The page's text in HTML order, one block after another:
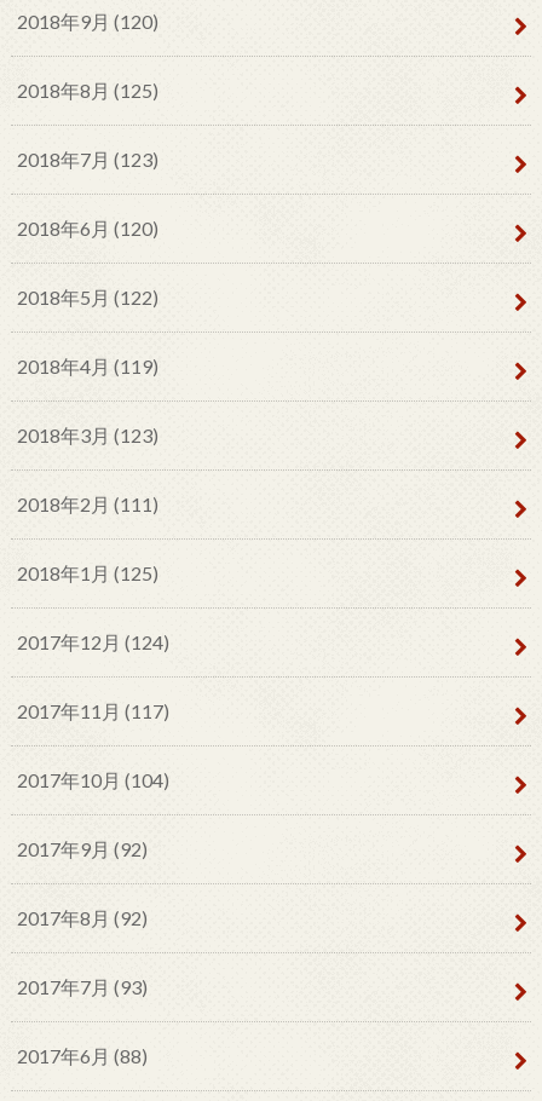
2018年9月 (120)
2018年8月 (125)
2018年7月 (123)
2018年6月 (120)
2018年5月 (122)
2018年4月 (119)
2018年3月 (123)
2018年2月 (111)
2018年1月 (125)
2017年12月 (124)
2017年11月 (117)
2017年10月 (104)
2017年9月 (92)
2017年8月 (92)
2017年7月 (93)
2017年6月 (88)